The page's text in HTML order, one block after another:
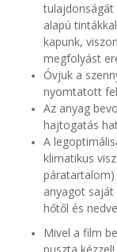
tulajdonságát
alapú
kapunk,
megfolyást
Óvjuk a
nyomtatott
Az anyag
hajtogatás
A
klimatikus
páratartalom)
anyagot
hőtől és
Mivel a film